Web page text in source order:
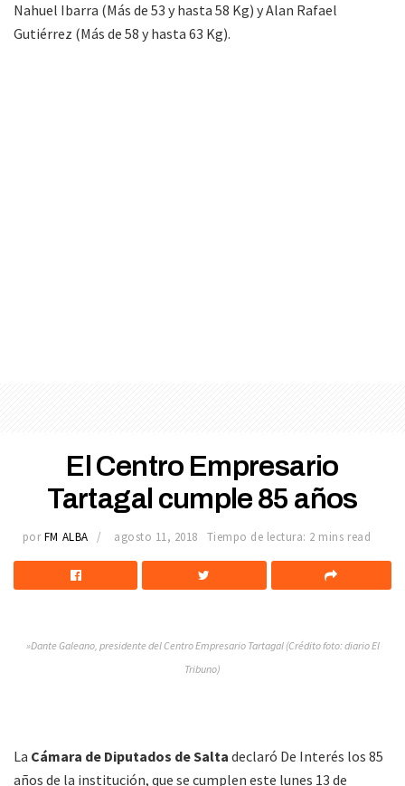
Nahuel Ibarra (Más de 53 y hasta 58 Kg) y Alan Rafael
Gutiérrez (Más de 58 y hasta 63 Kg).
El Centro Empresario
Tartagal cumple 85 años
por FM ALBA agosto 11, 2018 Tiempo de lectura: 2 mins read
»Dante Galeano, presidente del Centro Empresario Tartagal (Crédito foto: diario El
Tribuno)
La Cámara de Diputados de Salta declaró De Interés los 85
años de la institución, que se cumplen este lunes 13 de